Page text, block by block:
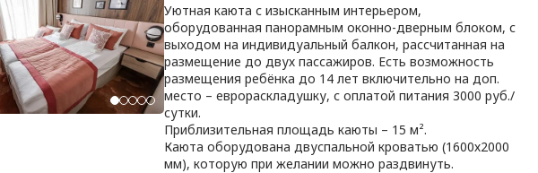
Уютная каюта с изысканным интерьером,
оборудованная панорамным оконно-дверным блоком, с
выходом на индивидуальный балкон, рассчитанная на
размещение до двух пассажиров. Есть возможность
размещения ребёнка до 14 лет включительно на доп.
место – еврораскладушку, с оплатой питания 3000 руб./
сутки.
Приблизительная площадь каюты – 15 м².
Каюта оборудована двуспальной кроватью (1600х2000
мм), которую при желании можно раздвинуть.